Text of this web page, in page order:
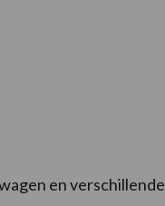
en verschillende